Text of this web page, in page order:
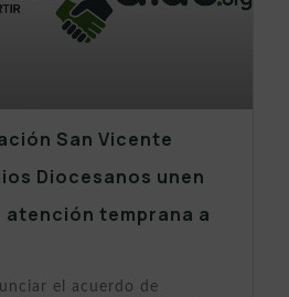
San Vicente
Diocesanos unen
temprana a
el acuerdo de